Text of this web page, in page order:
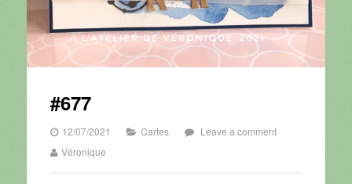
#677
12/07/2021 Cartes
Leave a comment
Véronique